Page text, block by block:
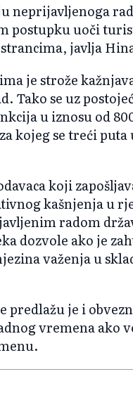
neprijavljenoga
postupku uoči
javlja
je strože
se uz
u iznosu od
kojeg se treći
koji
kašnjenja u
radom
dozvole ako je
važenja u
predlažu je i
vremena ako